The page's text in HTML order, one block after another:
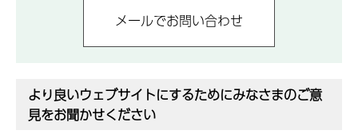
より良いウェブサイトにするためにみなさまのご意
見をお聞かせください